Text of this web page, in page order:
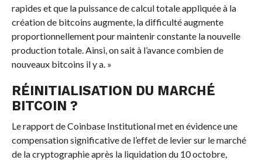
rapides et que la puissance de calcul totale appliquée à la
création de bitcoins augmente, la difficulté augmente
proportionnellement pour maintenir constante la nouvelle
production totale. Ainsi, on sait à l’avance combien de
nouveaux bitcoins il y a. »
RÉINITIALISATION DU MARCHÉ
BITCOIN ?
Le rapport de Coinbase Institutional met en évidence une
compensation significative de l’effet de levier sur le marché
de la cryptographie après la liquidation du 10 octobre,